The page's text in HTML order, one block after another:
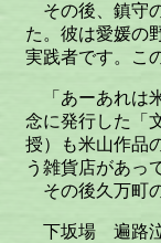
その後、鎮守
た。彼は愛媛の
実践者です。こ
「あーあれは
念に発行した「
授）も米山作品
う雑貨店があっ
その後久万町
下坂場 遍路